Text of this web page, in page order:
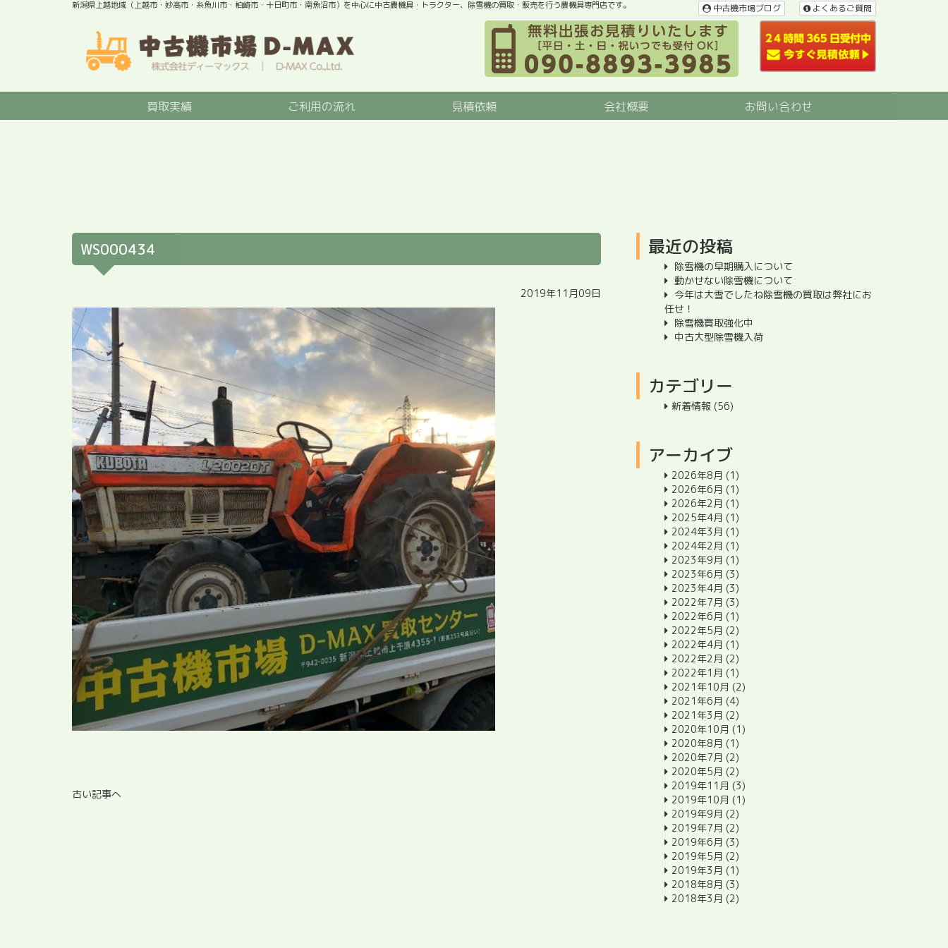
新潟県上越地域（上越市・妙高市・糸魚川市・柏崎市・十日町市・南魚沼市）を中心に中古農機具・トラクター、除雪機の買取・販売を行う農機具専門店です。 よくあるご質問
中古機市場ブログ
買取実績 ご利用の流れ 見積依頼 会社概要 お問い合わせ
WS000434
2019年11月09日
古い記事へ
最近の投稿
除雪機の早期購入について
動かせない除雪機について
今年は大雪でしたね除雪機の買取は弊社にお
任せ！
除雪機買取強化中
中古大型除雪機入荷
カテゴリー
新着情報 (56)
アーカイブ
2026年8月 (1)
2026年6月 (1)
2026年2月 (1)
2025年4月 (1)
2024年3月 (1)
2024年2月 (1)
2023年9月 (1)
2023年6月 (3)
2023年4月 (3)
2022年7月 (3)
2022年6月 (1)
2022年5月 (2)
2022年4月 (1)
2022年2月 (2)
2022年1月 (1)
2021年10月 (2)
2021年6月 (4)
2021年3月 (2)
2020年10月 (1)
2020年8月 (1)
2020年7月 (2)
2020年5月 (2)
2019年11月 (3)
2019年10月 (1)
2019年9月 (2)
2019年7月 (2)
2019年6月 (3)
2019年5月 (2)
2019年3月 (1)
2018年8月 (3)
2018年3月 (2)